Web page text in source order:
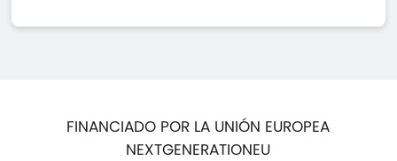
FINANCIADO POR LA UNIÓN EUROPEA
NEXTGENERATIONEU